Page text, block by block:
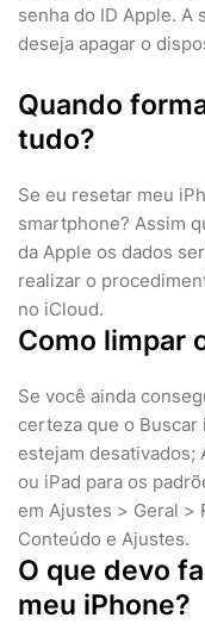
senha do ID Apple. A
deseja apagar o
Quando
tudo?
Se eu resetar meu
smartphone? Assim
da Apple os dados
realizar o
no iCloud.
Como limpar
Se você ainda
certeza que o Buscar
estejam desativados;
ou iPad para os
em Ajustes > Geral >
Conteúdo e Ajustes.
O que devo
meu iPhone?